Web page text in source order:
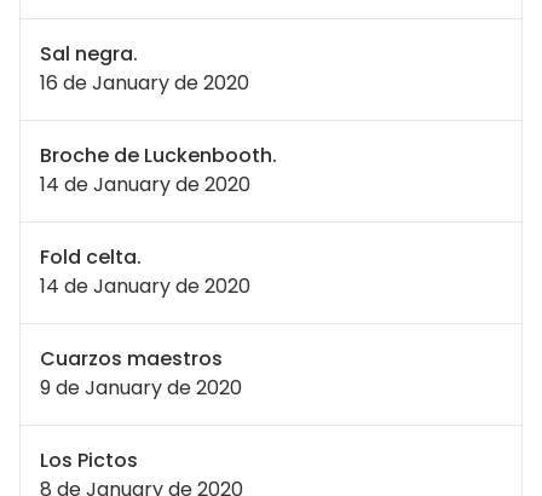
Sal negra.
16 de January de 2020
Broche de Luckenbooth.
14 de January de 2020
Fold celta.
14 de January de 2020
Cuarzos maestros
9 de January de 2020
Los Pictos
8 de January de 2020